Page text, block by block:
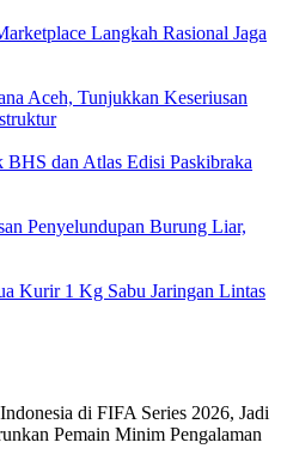
Langkah Rasional Jaga
Aceh, Tunjukkan Keseriusan
dan Atlas Edisi Paskibraka
Penyelundupan Burung Liar,
Kurir 1 Kg Sabu Jaringan Lintas
di FIFA Series 2026, Jadi
Pemain Minim Pengalaman